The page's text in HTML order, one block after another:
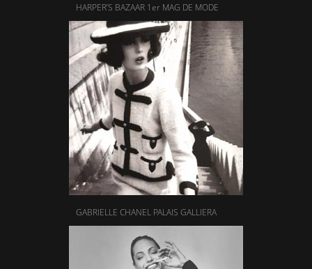
HARPER’S BAZAAR 1er MAG DE MODE
GABRIELLE CHANEL PALAIS GALLIERA